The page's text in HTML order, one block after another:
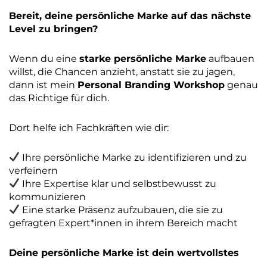
Bereit, deine persönliche Marke auf das nächste
Level zu bringen?
Wenn du eine starke persönliche Marke aufbauen
willst, die Chancen anzieht, anstatt sie zu jagen,
dann ist mein Personal Branding Workshop genau
das Richtige für dich.
Dort helfe ich Fachkräften wie dir:
Ihre persönliche Marke zu identifizieren und zu
verfeinern
Ihre Expertise klar und selbstbewusst zu
kommunizieren
Eine starke Präsenz aufzubauen, die sie zu
gefragten Expert*innen in ihrem Bereich macht
Deine persönliche Marke ist dein wertvollstes